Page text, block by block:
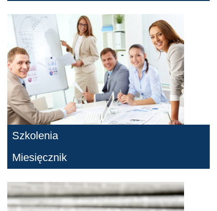
Szkolenia
Miesięcznik